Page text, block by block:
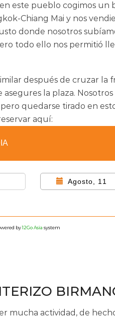
este pueblo cogimos un
Chiang Mai y nos
donde nosotros
todo ello nos permitió
después de cruzar la
la plaza.
quedarse tirado en
aquí:
Agosto, 11
by12Go Asia system
mucha actividad, de